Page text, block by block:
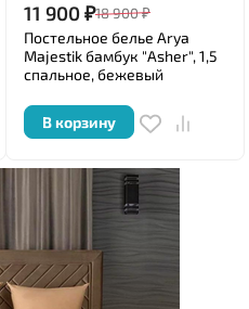
11 900₽18 900₽
Постельное белье Arya
Majestik бамбук "Asher", 1,5
спальное, бежевый
В корзину